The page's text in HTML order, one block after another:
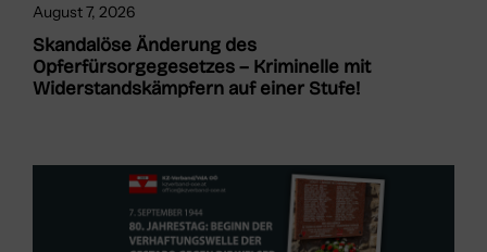
August 7, 2026
Skandalöse Änderung des
Opferfürsorgegesetzes – Kriminelle mit
Widerstandskämpfern auf einer Stufe!